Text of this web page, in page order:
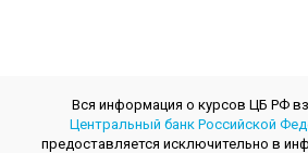
Вся информация о курсов ЦБ РФ
Центральный банк Российской
предоставляется исключительно в